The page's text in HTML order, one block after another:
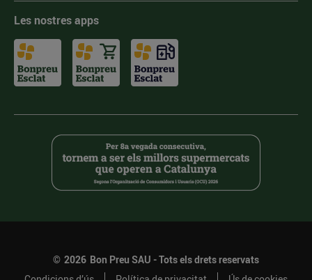
Les nostres apps
© 2026 Bon Preu SAU - Tots els drets reservats